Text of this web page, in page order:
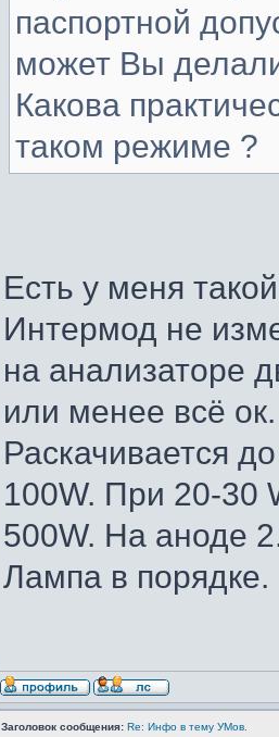
паспортной
может Вы
Какова
таком режиме ?
Есть у меня
Интермод не
на анализаторе
или менее всё
Раскачивается
100W. При 20-30
500W. На аноде
Лампа в порядке.
Заголовок сообщения: Re: Инфо в тему УМов.